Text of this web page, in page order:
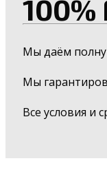
Мы даём
Мы
Все условия и